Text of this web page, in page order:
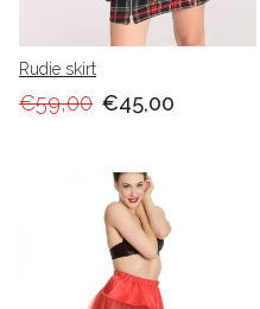
Rudie skirt
€59,00 €45,00